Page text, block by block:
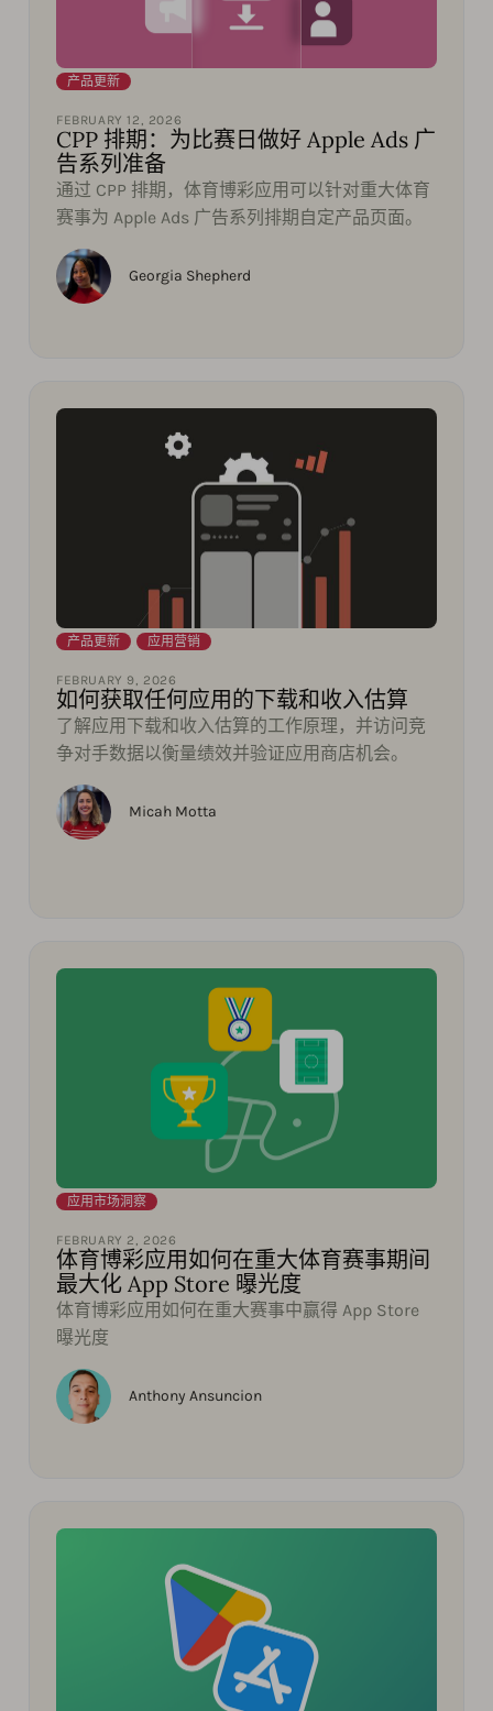
产品更新
FEBRUARY 12, 2026
CPP 排期：为比赛日做好 Apple Ads 广
告系列准备
通过 CPP 排期，体育博彩应用可以针对重大体育
赛事为 Apple Ads 广告系列排期自定产品页面。
Georgia Shepherd
产品更新 应用营销
FEBRUARY 9, 2026
如何获取任何应用的下载和收入估算
了解应用下载和收入估算的工作原理，并访问竞
争对手数据以衡量绩效并验证应用商店机会。
Micah Motta
应用市场洞察
FEBRUARY 2, 2026
体育博彩应用如何在重大体育赛事期间
最大化 App Store 曝光度
体育博彩应用如何在重大赛事中赢得 App Store
曝光度
Anthony Ansuncion